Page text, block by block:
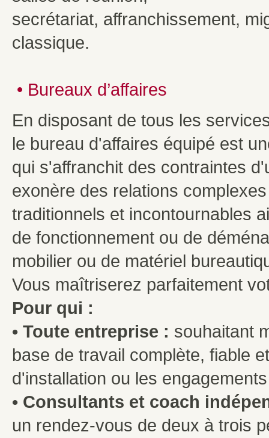
secrétariat, affranchissement,
classique.
• Bureaux d’affaires
En disposant de tous les
le bureau d'affaires équipé est
qui s'affranchit des contraintes
exonère des relations
traditionnels et incontournables
de fonctionnement ou de
mobilier ou de matériel
Vous maîtriserez parfaitement
Pour qui :
• Toute entreprise : souhaitant
base de travail complète, fiable
d'installation ou les
• Consultants et coach
un rendez-vous de deux à trois